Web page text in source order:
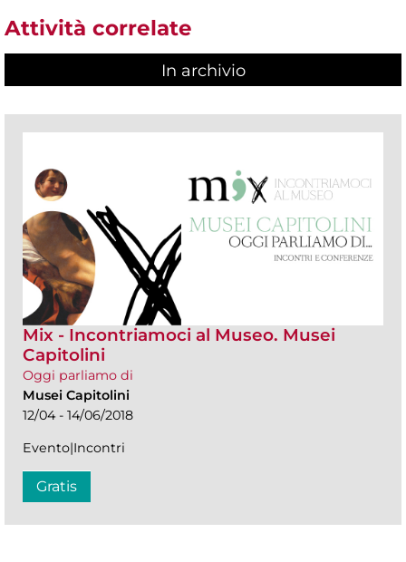
Attività correlate
In archivio
Mix - Incontriamoci al Museo. Musei
Capitolini
Oggi parliamo di
Musei Capitolini
12/04 - 14/06/2018
Evento|Incontri
Gratis